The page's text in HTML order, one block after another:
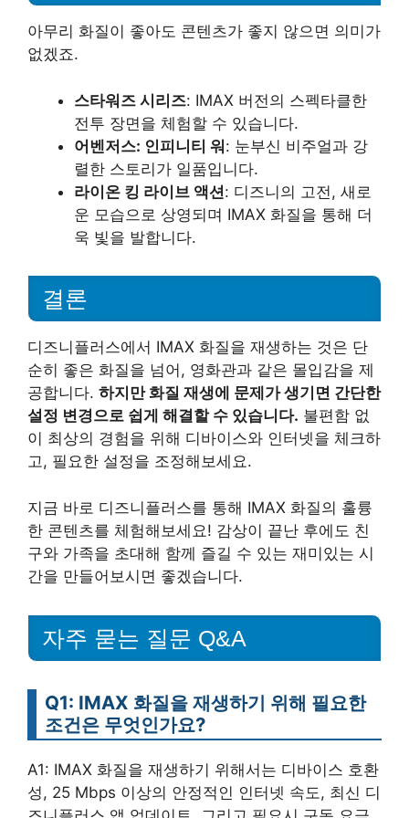
아무리 화질이 좋아도 콘텐츠가 좋지 않으면 의미가
없겠죠.
스타워즈 시리즈: IMAX 버전의 스펙타클한
전투 장면을 체험할 수 있습니다.
어벤저스: 인피니티 워: 눈부신 비주얼과 강
렬한 스토리가 일품입니다.
라이온 킹 라이브 액션: 디즈니의 고전, 새로
운 모습으로 상영되며 IMAX 화질을 통해 더
욱 빛을 발합니다.
결론
디즈니플러스에서 IMAX 화질을 재생하는 것은 단
순히 좋은 화질을 넘어, 영화관과 같은 몰입감을 제
공합니다. 하지만 화질 재생에 문제가 생기면 간단한
설정 변경으로 쉽게 해결할 수 있습니다. 불편함 없
이 최상의 경험을 위해 디바이스와 인터넷을 체크하
고, 필요한 설정을 조정해보세요.
지금 바로 디즈니플러스를 통해 IMAX 화질의 훌륭
한 콘텐츠를 체험해보세요! 감상이 끝난 후에도 친
구와 가족을 초대해 함께 즐길 수 있는 재미있는 시
간을 만들어보시면 좋겠습니다.
자주 묻는 질문 Q&A
Q1: IMAX 화질을 재생하기 위해 필요한
조건은 무엇인가요?
A1: IMAX 화질을 재생하기 위해서는 디바이스 호환
성, 25 Mbps 이상의 안정적인 인터넷 속도, 최신 디